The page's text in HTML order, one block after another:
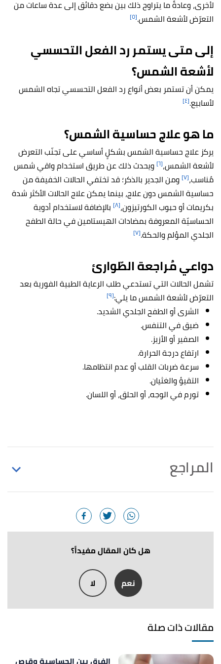
لأخرى، وعادةً ما يتراوح ذلك بين بضع دقائق إلى عدة ساعات من
التعرّض لأشعة الشمس.[٥]
إلى متى يستمر رد الفعل التحسسي
لأشعة الشمس؟
يمكن أن تستمر بعض أنواع رد الفعل التحسسي تجاه الشمس
لأسابيع.[٤]
ما هو علاج حساسية الشمس؟
يركز علاج حساسية الشمس بشكلٍ أساسي على تجنّب التعرض
لأشعة الشمس،[٦] ويحدث ذلك عن طريق استخدام واقي شمس
مُناسب،[٧]
ومن الجدير بالذكر؛ قد تختفي الحالات الخفيفة من
حساسية الشمس دون علاج، بينما يمكن علاج الحالات الأكثر شدة
بكريمات أو حبوب الكورتيزون،[٨]
بالإضافة لاستخدام أدوية
الحساسيّة المعروفة بمضادات الهيستامين في حالة الطفح
الجلدي المؤلم والحكة.[٧]
دواعي مُراجعة الطّوارئ
تشمل الحالات التي تستدعي طلب الرعاية الطبية الفورية بعد
التعرّض لأشعة الشمس ما يلي:[٩]
الشرى أو الطفح الجلدي الشديد.
ضيق في التنفس.
الصفير أو الأزيز.
ارتفاع درجة الحرارة.
سرعة ضربات القلب أو عدم انتظامها.
التقيؤ والغثيان.
تورم في الوجه، أو الحلق، أو اللسان.
المراجع
Retrieved 8/11/2021. Edited.
↑
"Sun Allergy"
,sparrow, 22/12/2020, Retrieved
8/11/2021. Edited.
13/5/2021, Retrieved 8/11/2021. Edited.
^
"What is a sun allergy? Learn about
8/11/2021. Edited.
↑
"What Is a Sun Allergy (or sun rash)? "
,Baptist
هل كان المقال مفيداً؟
نعم لا
مقالات ذات صلة